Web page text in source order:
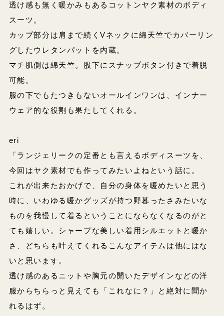
透け感も無く暖かみもあるコットンヤク素材のボディ
スーツ。
カップ部分は肩まで続くVネックに綿天竺でカバーリン
グしたウレタンパットを内蔵。
マチ肌側は綿天竺。股下にスナップボタン付きで着脱
可能。
服の下でもたつきもないオールインワンは、インナー
ウェア的な役割も果たしてくれる。
eri
「ランジェリークの定番とも言えるボディスーツを、
今回はヤク素材でも作ってみたいよねという話に。
これが出来たおかげで、自分の身体を暖めたいと思う
時に、いわゆる暖かグッズが持つ野暮ったさみたいな
ものを我慢して着るということにならなくなるのがと
ても嬉しい。シャープな美しい着用シルエットと暖か
さ、どちらも叶えてくれるこんなアイテムは他にはな
いと思います。
透け感のあるニットや胸元の開いたデザインなどの洋
服からちらっと見えても「これなに？」と絶対に聞か
れるはず。